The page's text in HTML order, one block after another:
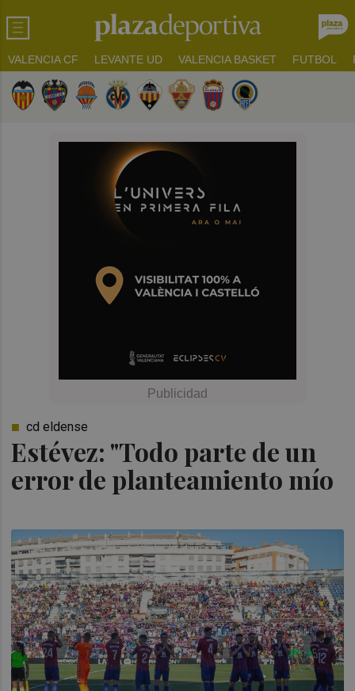
VALENCIA CF LEVANTE UD VALENCIA BASKET FUTBOL
Estévez: "Todo parte de un
error de planteamiento mío
cd eldense